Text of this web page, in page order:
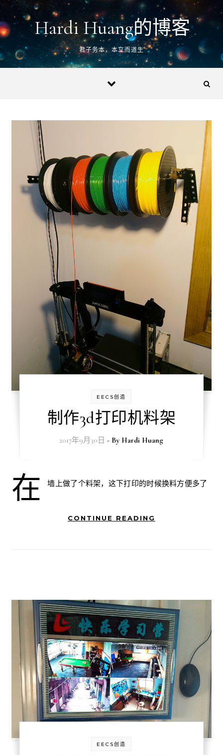
Skip to content
Hardi Huang的博客
君子务本，本立而道生
EECS创造
制作3d打印机料架
2017年9月30日 - By Hardi Huang
在 墙上做了个料架，这下打印的时候换料方便多了
CONTINUE READING
EECS创造